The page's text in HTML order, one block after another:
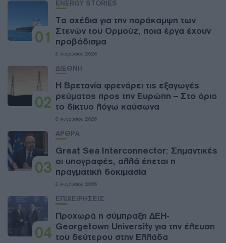
01
ENERGY STORIES
Τα σχέδια για την παράκαμψη των
Στενών του Ορμούζ, ποια έργα έχουν
προβάδισμα
8 Αυγούστου 2026
02
ΔΙΕΘΝΗ
Η Βρετανία φρενάρει τις εξαγωγές
ρεύματος προς την Ευρώπη – Στο όριο
το δίκτυο λόγω καύσωνα
8 Αυγούστου 2026
03
ΑΡΘΡΑ
Great Sea Interconnector: Σημαντικές
οι υπογραφές, αλλά έπεται η
πραγματική δοκιμασία
8 Αυγούστου 2026
04
ΕΠΙΧΕΙΡΗΣΕΙΣ
Προχωρά η σύμπραξη ΔΕΗ-
Georgetown University για την έλευση
του δεύτερου στην Ελλάδα